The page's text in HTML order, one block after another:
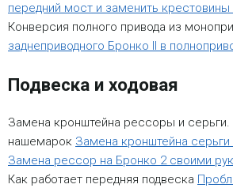
передний мост и заменить
Конверсия полного привода из
заднеприводного Бронко II в
Подвеска и ходовая
Замена кронштейна рессоры и серьги.
нашемарок Замена кронштейна
Замена рессор на Бронко 2 своими
Как работает передняя подвеска